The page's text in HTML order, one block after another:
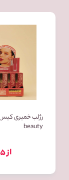
beauty
از 139,755 تومان